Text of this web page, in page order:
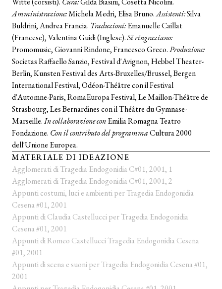
Amministrazione:Michela Medri, Elisa Bruno.Assistenti:Silva
Buldrini, Andrea Francia. Traduzioni:Emanuelle Caillat
(Francese), Valentina Guidi (Inglese).Si ringraziano:
Promomusic, Giovanni Rindone, Francesco Greco.Produzione:
Societas Raffaello Sanzio, Festival d'Avignon, Hebbel Theater-
Berlin, Kunsten Festival des Arts-Bruxelles/Brussel, Bergen
International Festival, Odéon-Théâtre con il Festival
d'Automne-Paris, RomaEuropa Festival, Le Maillon-Théâtre de
Strasbourg, Les Bernardines con il Théâtre du Gymnase-
Marseille.In collaborazione conEmilia Romagna Teatro
Fondazione. Con il contributo del programmaCultura 2000
dell'Unione Europea.
MATERIALE DI IDEAZIONE
Agglomerati di Tragedia Endogonidia C#01, 2001, 1
Agglomerati di Tragedia Endogonidia C#01, 2001, 2
Appunti costumi, luci e ambienti per Tragedia Endogonidia
Cesena #01, 2001
Appunti di Claudia Castellucci per Tragedia Endogonidia
Cesena #01, 2001
Appunti di Romeo Castellucci Tragedia Endogonidia Cesena
#01, 2001
Appunti di scena e suoni per Tragedia Endogonidia Cesena #01,
2001